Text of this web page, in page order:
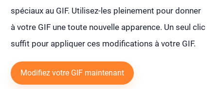
spéciaux au GIF. Utilisez-les pleinement pour donner
à votre GIF une toute nouvelle apparence. Un seul clic
suffit pour appliquer ces modifications à votre GIF.
Modifiez votre GIF maintenant